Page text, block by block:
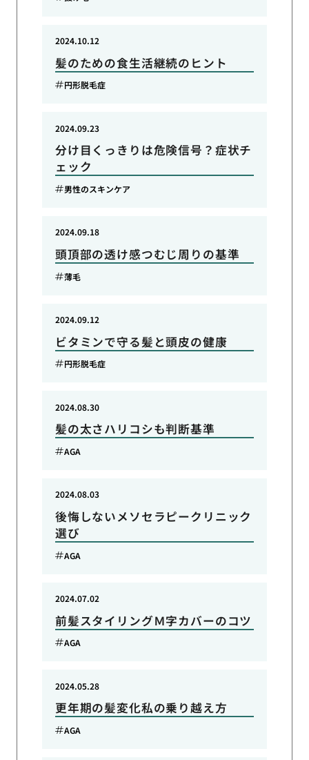
髪のための食生活継続のヒント
2024.10.12
円形脱毛症
分け目くっきりは危険信号？症状チ
ェック
2024.09.23
男性のスキンケア
頭頂部の透け感つむじ周りの基準
2024.09.18
薄毛
ビタミンで守る髪と頭皮の健康
2024.09.12
円形脱毛症
髪の太さハリコシも判断基準
2024.08.30
AGA
後悔しないメソセラピークリニック
選び
2024.08.03
AGA
前髪スタイリングＭ字カバーのコツ
2024.07.02
AGA
更年期の髪変化私の乗り越え方
2024.05.28
AGA